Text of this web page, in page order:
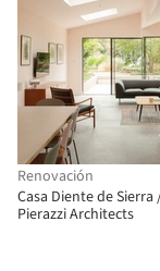
Renovación
Casa Diente de Sierra
Pierazzi Architects